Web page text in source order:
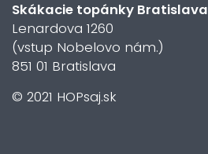
Skákacie topánky Bratislava
Lenardova 1260
(vstup Nobelovo nám.)
851 01 Bratislava
© 2021 HOPsaj.sk